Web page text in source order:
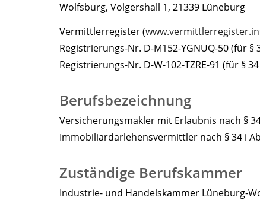
Wolfsburg, Volgershall 1, 21339 Lüneburg
Vermittlerregister (
Registrierungs-Nr. D-M152-YGNUQ-50 (für §
Registrierungs-Nr. D-W-102-TZRE-91 (für §
Berufsbezeichnung
Versicherungsmakler mit Erlaubnis nach §
Immobiliardarlehensvermittler nach § 34 i
Zuständige Berufskammer
Industrie- und Handelskammer Lüneburg-